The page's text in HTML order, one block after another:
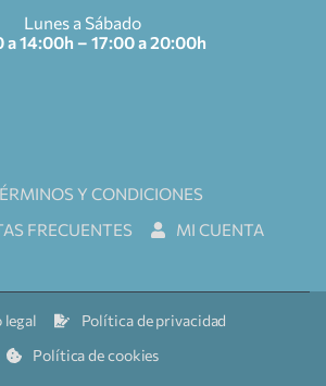
Lunes a Sábado
a 14:00h – 17:00 a 20:00h
Y CONDICIONES
FRECUENTES
MI CUENTA
legal
Política de privacidad
Política de cookies